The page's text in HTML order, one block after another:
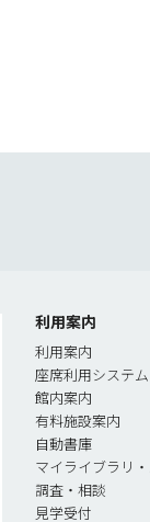
利用案内
利用案内
座席利用システム
館内案内
有料施設案内
自動書庫
マイライブラリ
調査・相談
見学受付